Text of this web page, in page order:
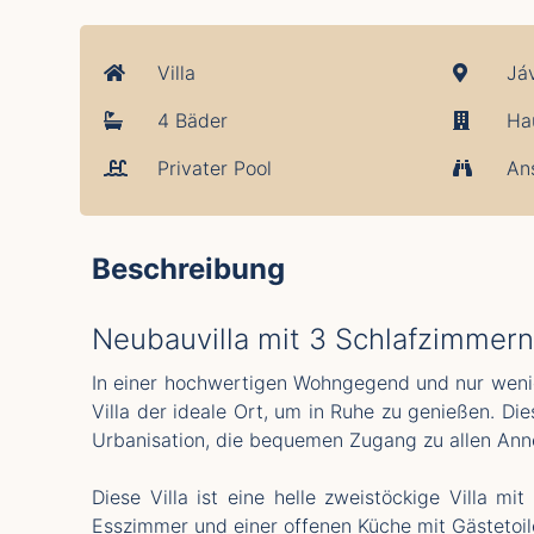
Villa
4 Bäder
Privater Pool
Beschreibung
Neubauvilla mit 3
In einer hochwertigen Wohngegend und nur
Villa der ideale Ort, um in Ruhe zu genießen.
Urbanisation, die bequemen Zugang zu allen
Diese Villa ist eine helle zweistöckige Villa mit
Esszimmer und einer offenen Küche mit